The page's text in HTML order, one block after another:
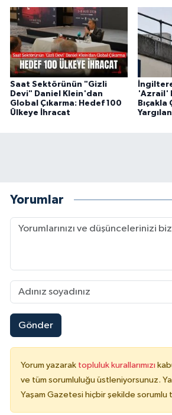
Saat Sektörünün "Gizli
Devi" Daniel Klein'dan
Global Çıkarma: Hedef 100
Ülkeye İhracat
'Azrail'
Bıçakla
Yorumlar
Gönder
Yorum yazarak topluluk kurallarımızı
ve tüm sorumluluğu üstleniyorsunuz.
Yaşam Gazetesi hiçbir şekilde sorumlu